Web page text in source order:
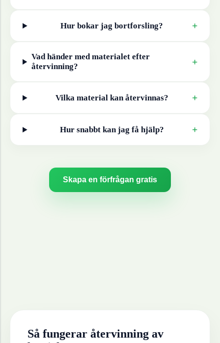
Hur bokar jag bortforsling? +
Vad händer med materialet efter
återvinning?
+
Vilka material kan återvinnas? +
Hur snabbt kan jag få hjälp? +
Skapa en förfrågan gratis
Så fungerar återvinning av